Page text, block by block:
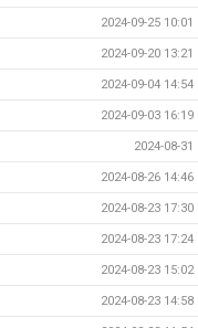
2024-09-25 10:01
2024-09-20 13:21
2024-09-04 14:54
2024-09-03 16:19
2024-08-31
2024-08-26 14:46
2024-08-23 17:30
2024-08-23 17:24
2024-08-23 15:02
2024-08-23 14:58